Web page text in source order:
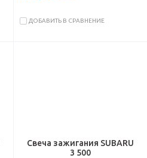
ДОБАВИТЬ В СРАВНЕНИЕ
Свеча зажигания SUBARU
3 500